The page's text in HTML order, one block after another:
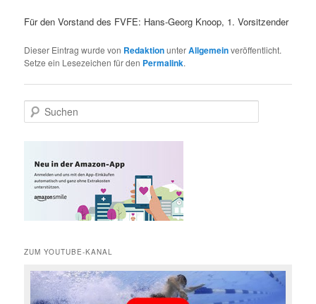
Für den Vorstand des FVFE: Hans-Georg Knoop, 1. Vorsitzender
Dieser Eintrag wurde von RedaktionunterAllgemeinveröffentlicht.
Setze ein Lesezeichen für den Permalink.
u
ZUM YOUTUBE-KANAL